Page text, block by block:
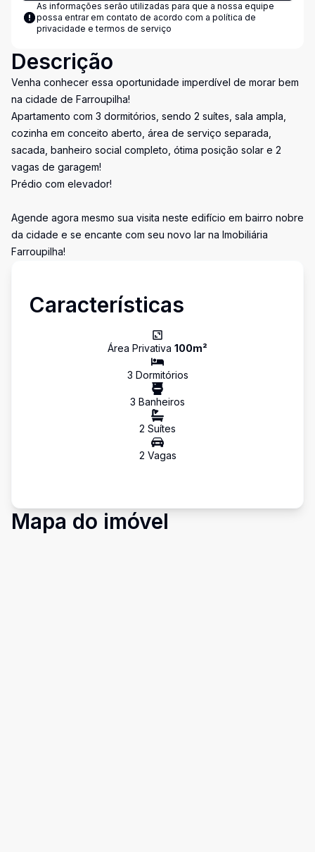
As informações serão utilizadas para que a nossa equipe
possa entrar em contato de acordo com a política de
privacidade e termos de serviço
Descrição
Venha conhecer essa oportunidade imperdível de morar bem
na cidade de Farroupilha!
Apartamento com 3 dormitórios, sendo 2 suítes, sala ampla,
cozinha em conceito aberto, área de serviço separada,
sacada, banheiro social completo, ótima posição solar e 2
vagas de garagem!
Prédio com elevador!
Agende agora mesmo sua visita neste edifício em bairro nobre
da cidade e se encante com seu novo lar na Imobiliária
Farroupilha!
Características
Área Privativa 100m²
3 Dormitórios
3 Banheiros
2 Suítes
2 Vagas
Mapa do imóvel